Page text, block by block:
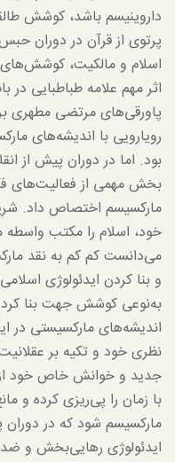
داروینیسم باشد، کوشش
پرتوی از قرآن در دوران
اسلام و مالکیت،
اثر مهم علامه طباطبایی
پاورقی‌های مرتضی مطهری
رویارویی با اندیشه‌های
بود. اما در دوران پیش از
بخش مهمی از فعالیت‌های
مارکسیسم اختصاص داد.
خود، اسلام را مکتب واسطه
می‌دانست کم کم به نقد
و بنا کردن ایدئولوژی
به‌نوعی کوشش جهت بنا
اندیشه‌های مارکسیستی در
نظری خود و تکیه بر
جدید و خوانش خاص خود از
با زمان را پی‌ریزی کرده و
مارکسیسم شود که در دوران
ایدئولوژی رهایی‌بخش و ضد